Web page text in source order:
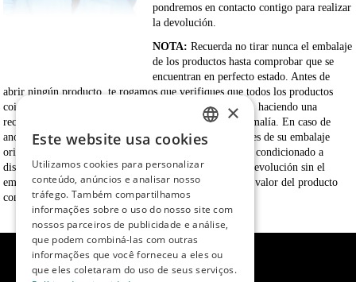
pondremos en contacto contigo para realizar
la devolución.
NOTA: Recuerda no tirar nunca el embalaje
de los productos hasta comprobar que se
encuentran en perfecto estado. Antes de
abrir ningún producto, te rogamos que verifiques que todos los productos
coinciden con los que pediste (referencia, color, etc.…), haciendo una
reclamación inmediata, en caso de que haya alguna anomalía. En caso de
anomalía en algún producto, te rogamos que no lo saques de su embalaje
original. No obstante, el cambio o devolución no queda condicionado a
disponer o no del embalaje original, pero su cambio o devolución sin el
embalaje original puede suponer una depreciación en el valor del producto
con respecto al precio abonado inicialmente.
SPANISH
ENGLISH
PORTUGUESE
×
Este website usa cookies
Utilizamos cookies para personalizar
conteúdo, anúncios e analisar nosso
tráfego. Também compartilhamos
informações sobre o uso do nosso site com
nossos parceiros de publicidade e análise,
que podem combiná-las com outras
informações que você forneceu a eles ou
que eles coletaram do uso de seus serviços.